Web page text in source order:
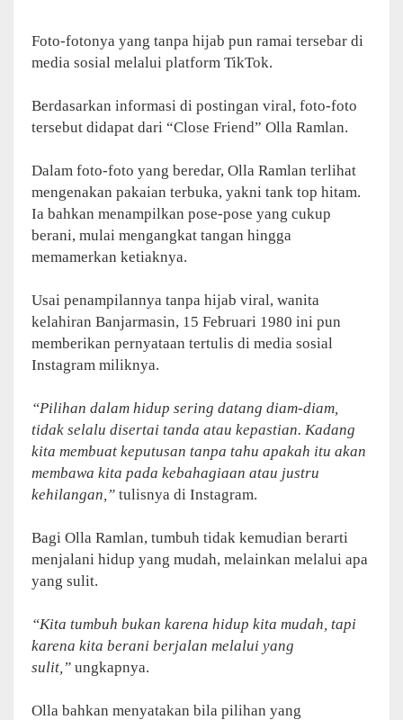
Foto-fotonya yang tanpa hijab pun ramai tersebar di
media sosial melalui platform TikTok.
Berdasarkan informasi di postingan viral, foto-foto
tersebut didapat dari “Close Friend” Olla Ramlan.
Dalam foto-foto yang beredar, Olla Ramlan terlihat
mengenakan pakaian terbuka, yakni tank top hitam.
Ia bahkan menampilkan pose-pose yang cukup
berani, mulai mengangkat tangan hingga
memamerkan ketiaknya.
Usai penampilannya tanpa hijab viral, wanita
kelahiran Banjarmasin, 15 Februari 1980 ini pun
memberikan pernyataan tertulis di media sosial
Instagram miliknya.
“Pilihan dalam hidup sering datang diam-diam,
tidak selalu disertai tanda atau kepastian. Kadang
kita membuat keputusan tanpa tahu apakah itu akan
membawa kita pada kebahagiaan atau justru
kehilangan,” tulisnya di Instagram.
Bagi Olla Ramlan, tumbuh tidak kemudian berarti
menjalani hidup yang mudah, melainkan melalui apa
yang sulit.
“Kita tumbuh bukan karena hidup kita mudah, tapi
karena kita berani berjalan melalui yang
sulit,” ungkapnya.
Olla bahkan menyatakan bila pilihan yang